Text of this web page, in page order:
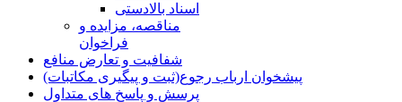
اسناد بالادستی
مناقصه، مزایده و
فراخوان
شفافیت و تعارض منافع
پیشخوان ارباب رجوع(ثبت و پیگیری مکاتبات)
پرسش و پاسخ های متداول